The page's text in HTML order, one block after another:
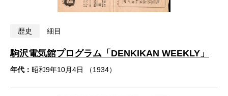
歴史 細目
駒沢電気館プログラム「DENKIKAN WEEKLY」
年代： 昭和9年10月4日 （1934）